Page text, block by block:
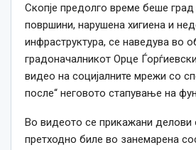
Скопје предолго време беше град
површини, нарушена хигиена и
инфраструктура, се наведува во
градоначалникот Орце
видео на социјалните мрежи со
после“ неговото стапување на
Во видеото се прикажани делови
претходно биле во занемарена